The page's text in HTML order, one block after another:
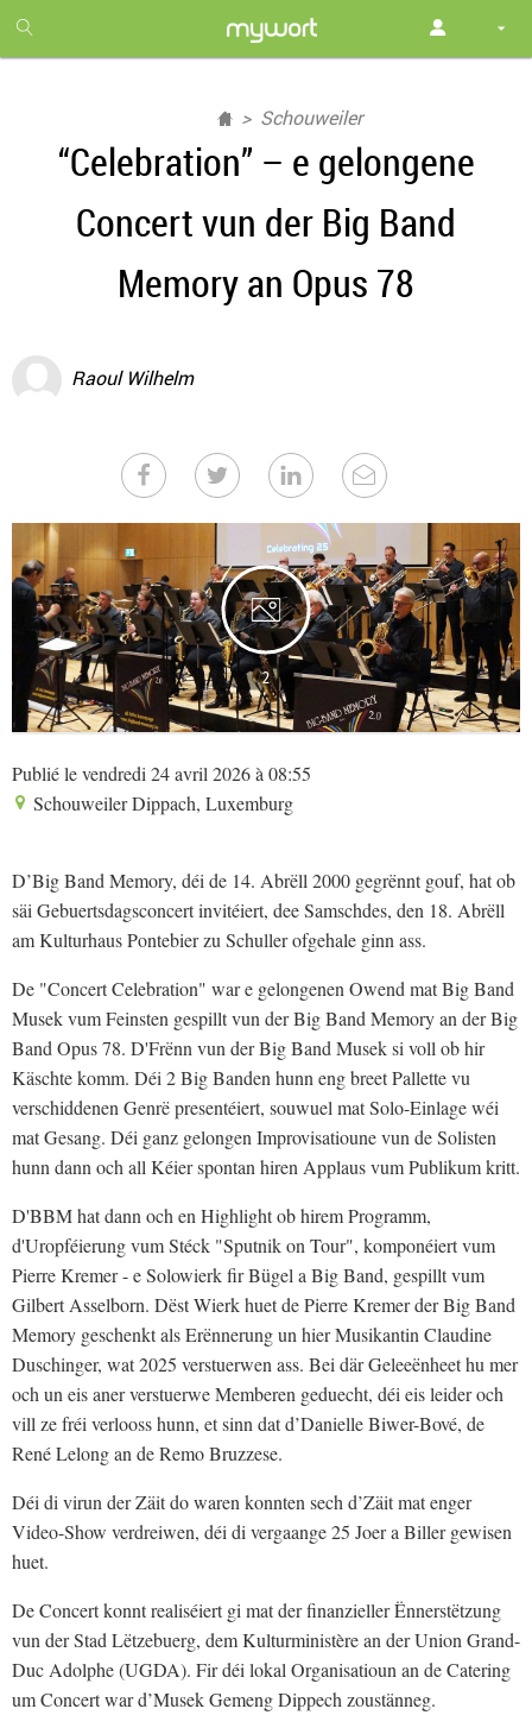
month
free
Schouweiler
“Celebration” – e gelongene
Concert vun der Big Band
Memory an Opus 78
Raoul Wilhelm
2
Publié le vendredi 24 avril 2026 à 08:55
Schouweiler Dippach, Luxemburg
D’Big Band Memory, déi de 14. Abrëll 2000 gegrënnt gouf, hat ob
säi Gebuertsdagsconcert invitéiert, dee Samschdes, den 18. Abrëll
am Kulturhaus Pontebier zu Schuller ofgehale ginn ass.
De "Concert Celebration" war e gelongenen Owend mat Big Band
Musek vum Feinsten gespillt vun der Big Band Memory an der Big
Band Opus 78. D'Frënn vun der Big Band Musek si voll ob hir
Käschte komm. Déi 2 Big Banden hunn eng breet Pallette vu
verschiddenen Genrë presentéiert, souwuel mat Solo-Einlage wéi
mat Gesang. Déi ganz gelongen Improvisatioune vun de Solisten
hunn dann och all Kéier spontan hiren Applaus vum Publikum kritt.
D'BBM hat dann och en Highlight ob hirem Programm,
d'Uropféierung vum Stéck "Sputnik on Tour", komponéiert vum
Pierre Kremer - e Solowierk fir Bügel a Big Band, gespillt vum
Gilbert Asselborn. Dëst Wierk huet de Pierre Kremer der Big Band
Memory geschenkt als Erënnerung un hier Musikantin Claudine
Duschinger, wat 2025 verstuerwen ass. Bei där Geleeënheet hu mer
och un eis aner verstuerwe Memberen geduecht, déi eis leider och
vill ze fréi verlooss hunn, et sinn dat d’Danielle Biwer-Bové, de
René Lelong an de Remo Bruzzese.
Déi di virun der Zäit do waren konnten sech d’Zäit mat enger
Video-Show verdreiwen, déi di vergaange 25 Joer a Biller gewisen
huet.
De Concert konnt realiséiert gi mat der finanzieller Ënnerstëtzung
vun der Stad Lëtzebuerg, dem Kulturministère an der Union Grand-
Duc Adolphe (UGDA). Fir déi lokal Organisatioun an de Catering
um Concert war d’Musek Gemeng Dippech zoustänneg.